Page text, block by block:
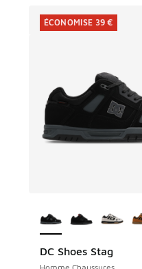
DC Shoes Stag
ÉCONOMISE 39 €
ÉCONOMISE 39 €